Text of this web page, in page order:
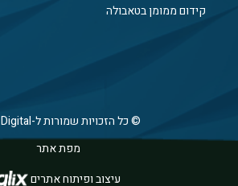
קידום ממומן בטאבולה
© כל הזכויות שמורות ל-Just Digital
מפת אתר
עיצוב ופיתוח אתרים